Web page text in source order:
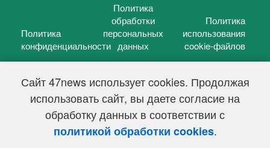
Сайт 47news использует cookies. Продолжая
использовать сайт, вы даете согласие на
обработку данных в соответствии с
политикой обработки cookies.
Политика
конфиденциальности
Политика
обработки
персональных
данных
Политика
использования
cookie-файлов
47 новостей (47 news)2005 — 2026 г.
Свидетельство о регистрации СМИ Эл № ФС 77-39848, выдано
Федеральной службой по надзору в сфере связи,
информационных технологий и массовых коммуникаций